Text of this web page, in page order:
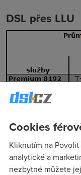
DSL přes LLU
Cookies
Kliknutím na
analytické a
nezbytné můžete